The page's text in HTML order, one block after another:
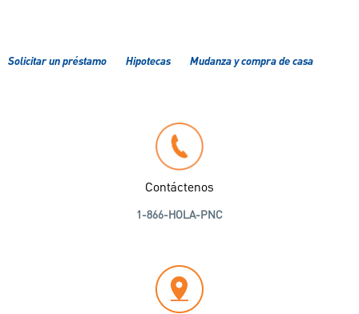
Solicitar un préstamo Hipotecas Mudanza y compra de casa
Contáctenos
1-866-HOLA-PNC